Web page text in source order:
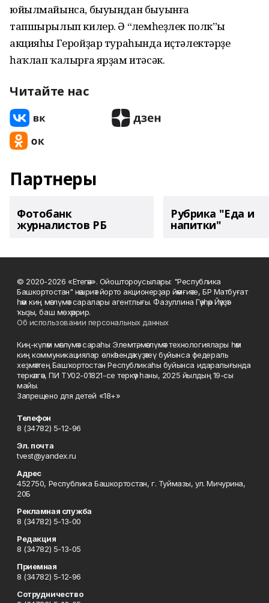
юйылмайынса, быуындан быуынға
тапшырылып килер. Ә “Үлемһеҙлек полк”ы
акцияһы Геройҙар тураһында иҫтәлектәрҙе
һаҡлап ҡалырға ярҙам итәсәк.
Читайте нас
Партнеры
Фотобанк
журналистов РБ
Рубрика "Еда и
напитки"
© 2020-2026 «Етегән». Ойоштороусылары: "Республика
Башкортостан" нәшриәт йорто акционерҙар йәмғиәте, БР Матбуғат
һәм киң мәғлүмәт саралары агентлығы. Фазуллина Гәүһәр Йәүҙәт
ҡыҙы, баш мөхәррир.
Об использовании персональных данных
Киң-күләм мәғлүмәт сараһы Элемтә, мәғлүмәт технологиялары һәм
киң коммуникациялар өлкәһендә күҙәтеү буйынса федераль
хеҙмәттең Башҡортостан Республикаһы буйынса идаралығында
теркәлгән, ПИ ТУ02-01821-се теркәү һаны, 2025 йылдың 19-сы
майы.
Запрещено для детей «18+»
Телефон
8 (34782) 5-12-96
Эл. почта
tvest@yandex.ru
Адрес
452750, Республика Башкортостан, г. Туймазы, ул. Мичурина,
20Б
Рекламная служба
8 (34782) 5-13-00
Редакция
8 (34782) 5-13-05
Приемная
8 (34782) 5-12-96
Сотрудничество